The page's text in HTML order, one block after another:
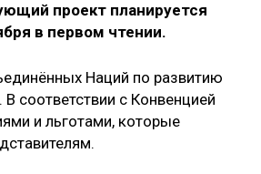
проект планируется
в первом чтении.
Наций по развитию
соответствии с Конвенцией
и льготами, которые